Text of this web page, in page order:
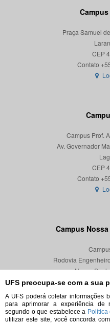
UFS preocupa-se com a sua
A UFS poderá coletar informações
para aprimorar a experiência de
segundo o que estabelece a
utilizar este site, você concorda
Praça Samuel
CEP
Campus Prof.
Av. Governador
CEP
Campus
Rodovia
Nossa
CEP